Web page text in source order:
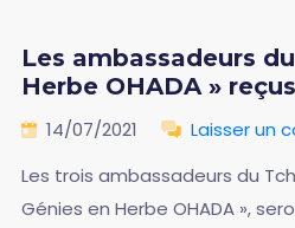
Les ambassadeurs
Herbe OHADA »
14/07/2021 Laisser un
Les trois ambassadeurs du
Génies en Herbe OHADA »,